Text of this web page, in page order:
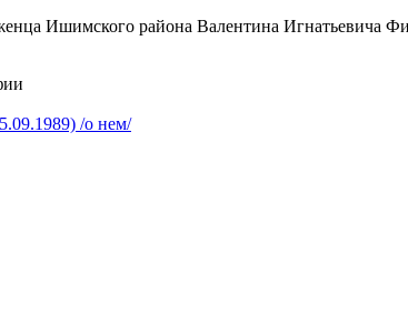
Ишимского района Валентина Игнатьевича
/о нем/